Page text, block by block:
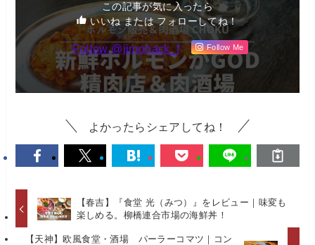
この記事が気に入ったら
いいね または フォローしてね！
Follow @jimohack_f Follow Me
よかったらシェアしてね！
【春吉】『食堂 光（みつ）』をレビュー｜味変も
楽しめる。柳橋連合市場の海鮮丼！
【天神】欧風食堂・酒場 パーラーコマツ｜コン